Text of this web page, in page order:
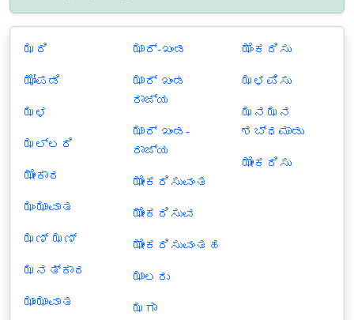
ಝರಿ
ಝೋಪಡಿ
ಝಳ
ಝಲ್ಲರಿ
ಝೇಂಕಾರ
ಝಂಝಾವಾತ
ಝಣ್ ಝಣ್
ಝನತ್ಕಾರ
ಝಾಂಝಾವಾತ
ಝಾರ್-ಖಂಡ
ಝಾರ್ ಖಂಡ
ರಾಜ್ಯ
ಝಾರ್ ಖಂಡ-
ರಾಜ್ಯ
ಝೇಂಕರಿಸುವಂತ
ಝೇಂಕರಿಸುವ
ಝೇಂಕರಿಸುವಂತಹ
ಝಾಲರು
ಝಗಾ
ಝೆಂಕರಿಸು
ಝಳಪಿಸು
ಝನಝನ
ಶಬ್ಧಮಾಡು
ಝೇಂಕರಿಸು